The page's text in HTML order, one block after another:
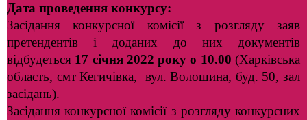
Дата проведення конкурсу:
Засідання конкурсної комісії з розгляду заяв
претендентів і доданих до них документів
відбудеться 17 січня 2022 року о 10.00 (Харківська
область, смт Кегичівка, вул. Волошина, буд. 50, зал
засідань).
Засідання конкурсної комісії з розгляду конкурсних